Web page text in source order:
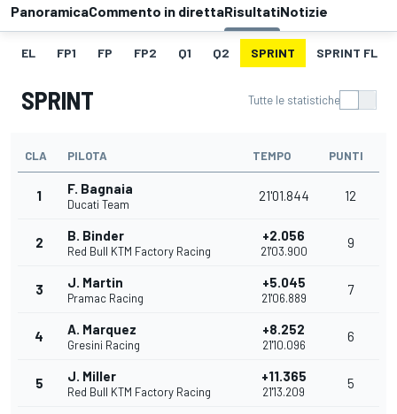
PanoramicaCommento in direttaRisultatiNotizie
EL FP1 FP FP2 Q1 Q2 SPRINT SPRINT FL
SPRINT Tutte le statistiche
CLA PILOTA TEMPO PUNTI
1 F. Bagnaia
Ducati Team
21'01.844 12
2 B. Binder
Red Bull KTM Factory Racing
+2.056
21'03.900
9
3 J. Martin
Pramac Racing
+5.045
21'06.889
7
4 A. Marquez
Gresini Racing
+8.252
21'10.096
6
5 J. Miller
Red Bull KTM Factory Racing
+11.365
21'13.209
5